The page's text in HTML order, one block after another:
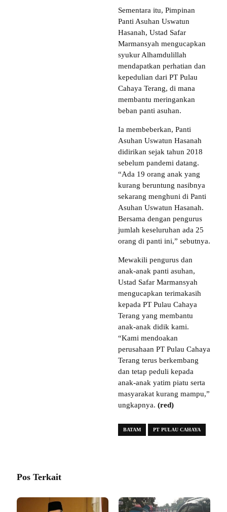
Sementara itu, Pimpinan
Panti Asuhan Uswatun
Hasanah, Ustad Safar
Marmansyah mengucapkan
syukur Alhamdulillah
mendapatkan perhatian dan
kepedulian dari PT Pulau
Cahaya Terang, di mana
membantu meringankan
beban panti asuhan.
Ia membeberkan, Panti
Asuhan Uswatun Hasanah
didirikan sejak tahun 2018
sebelum pandemi datang.
“Ada 19 orang anak yang
kurang beruntung nasibnya
sekarang menghuni di Panti
Asuhan Uswatun Hasanah.
Bersama dengan pengurus
jumlah keseluruhan ada 25
orang di panti ini,” sebutnya.
Mewakili pengurus dan
anak-anak panti asuhan,
Ustad Safar Marmansyah
mengucapkan terimakasih
kepada PT Pulau Cahaya
Terang yang membantu
anak-anak didik kami.
“Kami mendoakan
perusahaan PT Pulau Cahaya
Terang terus berkembang
dan tetap peduli kepada
anak-anak yatim piatu serta
masyarakat kurang mampu,”
ungkapnya. (red)
BATAM PT PULAU CAHAYA
Pos Terkait